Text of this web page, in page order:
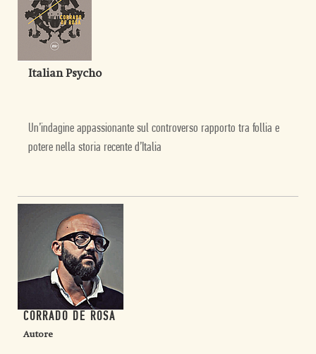
Italian Psycho
Un’indagine appassionante sul controverso rapporto tra follia e
potere nella storia recente d’Italia
CORRADO DE ROSA
Autore